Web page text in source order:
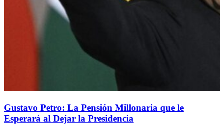
Gustavo Petro: La Pensión Millonaria que le
Esperará al Dejar la Presidencia